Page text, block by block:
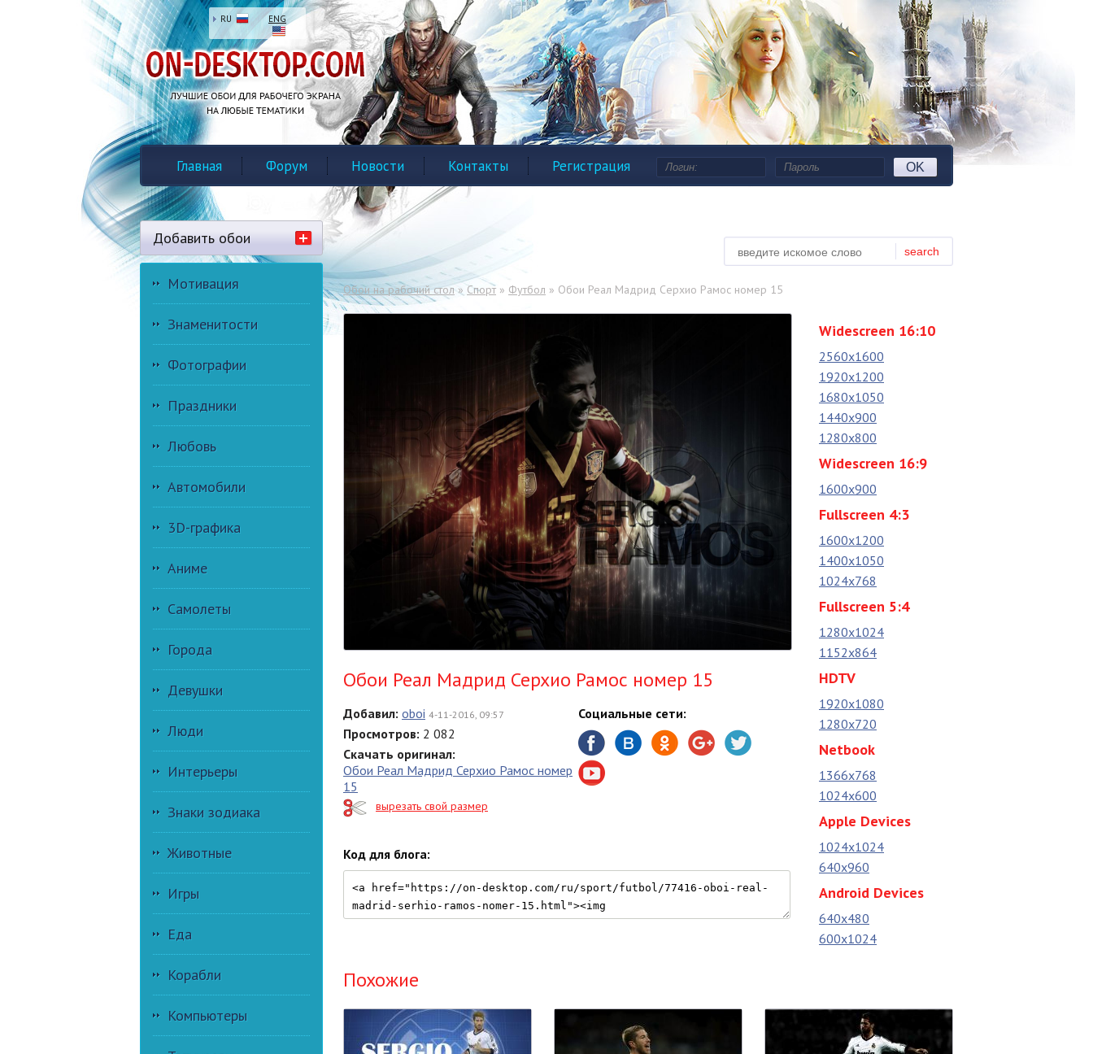
RU ENG
Главная Форум Новости Контакты Регистрация OK
Добавить обои
Мотивация
Знаменитости
Фотографии
Праздники
Любовь
Автомобили
3D-графика
Аниме
Самолеты
Города
Девушки
Люди
Интерьеры
Знаки зодиака
Животные
Игры
Еда
Корабли
Компьютеры
search
Обои на рабочий стол» Спорт » Футбол » Обои Реал Мадрид Серхио Рамос номер 15
Widescreen 16:10
2560x1600
1920x1200
1680x1050
1440x900
1280x800
Widescreen 16:9
1600x900
Fullscreen 4:3
1600x1200
1400x1050
1024x768
Fullscreen 5:4
1280x1024
1152x864
HDTV
1920x1080
1280x720
Netbook
1366x768
1024x600
Apple Devices
1024x1024
640x960
Android Devices
640x480
600x1024
Обои Реал Мадрид Серхио Рамос номер 15
Добавил: oboi 4-11-2016, 09:57
Просмотров: 2 082
Скачать оригинал:
Обои Реал Мадрид Серхио Рамос номер
15
вырезать свой размер
Социальные сети:
Код для блога:
Похожие